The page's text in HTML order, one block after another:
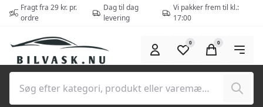
Spring til hovedindhold (tryk på Enter)
Fragt fra 29 kr. pr.
ordre
Dag til dag
levering
Vi pakker frem til kl.:
17:00
Søg
0 0